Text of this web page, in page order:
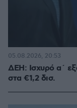
ΔΕΗ: Ισχυρό α΄
στα €1,2 δισ.
05.08.2026, 20:53